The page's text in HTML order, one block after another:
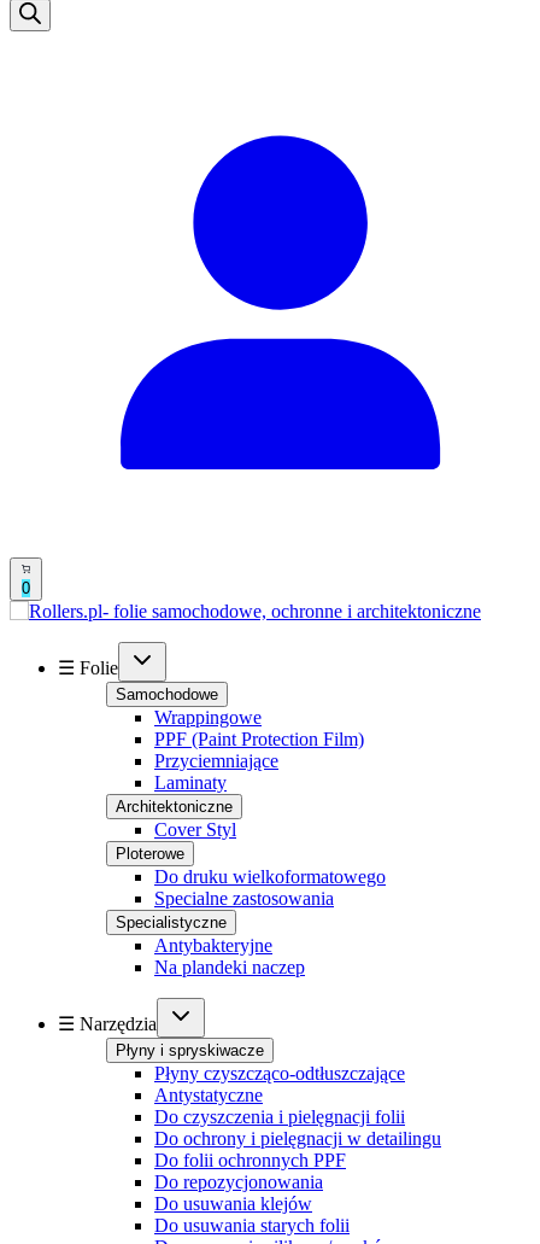
0
☰ Folie
Samochodowe
Wrappingowe
PPF (Paint Protection Film)
Przyciemniające
Laminaty
Architektoniczne
Cover Styl
Ploterowe
Do druku wielkoformatowego
Specialne zastosowania
Specialistyczne
Antybakteryjne
Na plandeki naczep
☰ Narzędzia
Płyny i spryskiwacze
Płyny czyszcząco-odtłuszczające
Antystatyczne
Do czyszczenia i pielęgnacji folii
Do ochrony i pielęgnacji w detailingu
Do folii ochronnych PPF
Do repozycjonowania
Do usuwania klejów
Do usuwania starych folii